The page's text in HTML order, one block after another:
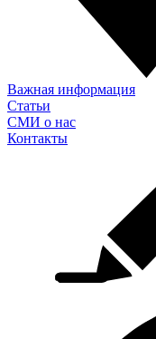
Важная информация
Статьи
СМИ о нас
Контакты